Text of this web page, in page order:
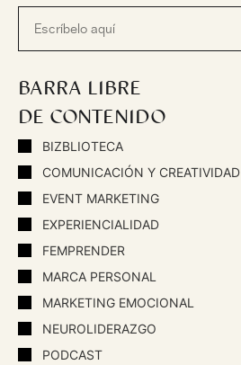
BARRA LIBRE
DE CONTENIDO
BIZBLIOTECA
COMUNICACIÓN Y CREATIVIDAD
EVENT MARKETING
EXPERIENCIALIDAD
FEMPRENDER
MARCA PERSONAL
MARKETING EMOCIONAL
NEUROLIDERAZGO
PODCAST